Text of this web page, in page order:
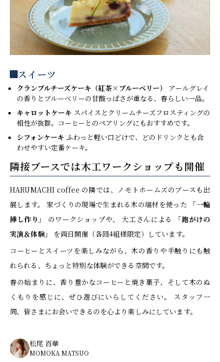
スイーツ
クランブルチーズケーキ（紅茶×ブルーベリー）
アールグレイ
の香りとブルーベリーの甘酸っぱさが重なる、春らしい一品。
キャロットケーキ スパイスとクリームチーズフロスティングの
相性が抜群。コーヒーとのペアリングにもおすすめです。
シフォンケーキ ふわっと軽い口どけで、どのドリンクとも合
わせやすい定番ケーキ。
隣接ブースでは木工ワークショップも開催
HARUMACHI coffee の隣では、ノモトホームズのブースも出
展します。 家づくりの現場で生まれる木の端材を使った
「一輪
挿し作り」
のワークショップや、 大工さんによる
「鉋がけの
実演＆体験」
を両日開催（各回4組様限定）しています。
コーヒーとスイーツを楽しみながら、木の香りや手触りにも触
れられる、ちょっと特別な体験ができる空間です。
春の始まりに、香り豊かなコーヒーと焼き菓子、そして木のぬ
くもりを感じに、ぜひ遊びにいらしてください。 スタッフ一
同、皆さまにお会いできるのを心より楽しみにしています。
松尾 百華
MOMOKA MATSUO